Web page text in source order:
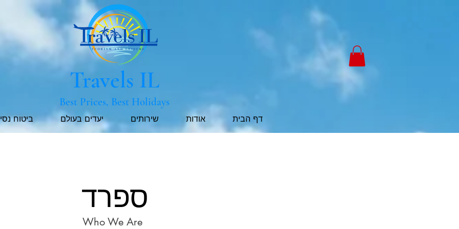
Travels IL
Best Prices, Best Holidays
ביטוח יעדים בעולם שירותים אודות דף הבית
ספרד
Who We Are